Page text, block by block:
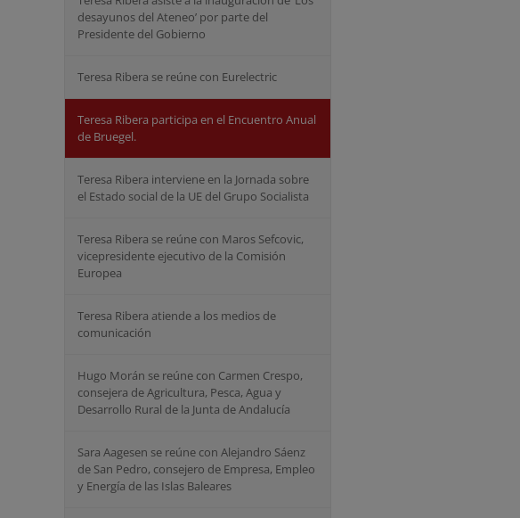
desayunos del Ateneo’ por parte del
Presidente del Gobierno
Teresa Ribera se reúne con Eurelectric
Teresa Ribera participa en el Encuentro Anual
de Bruegel.
Teresa Ribera interviene en la Jornada sobre
el Estado social de la UE del Grupo Socialista
Teresa Ribera se reúne con Maros Sefcovic,
vicepresidente ejecutivo de la Comisión
Europea
Teresa Ribera atiende a los medios de
comunicación
Hugo Morán se reúne con Carmen Crespo,
consejera de Agricultura, Pesca, Agua y
Desarrollo Rural de la Junta de Andalucía
Sara Aagesen se reúne con Alejandro Sáenz
de San Pedro, consejero de Empresa, Empleo
y Energía de las Islas Baleares